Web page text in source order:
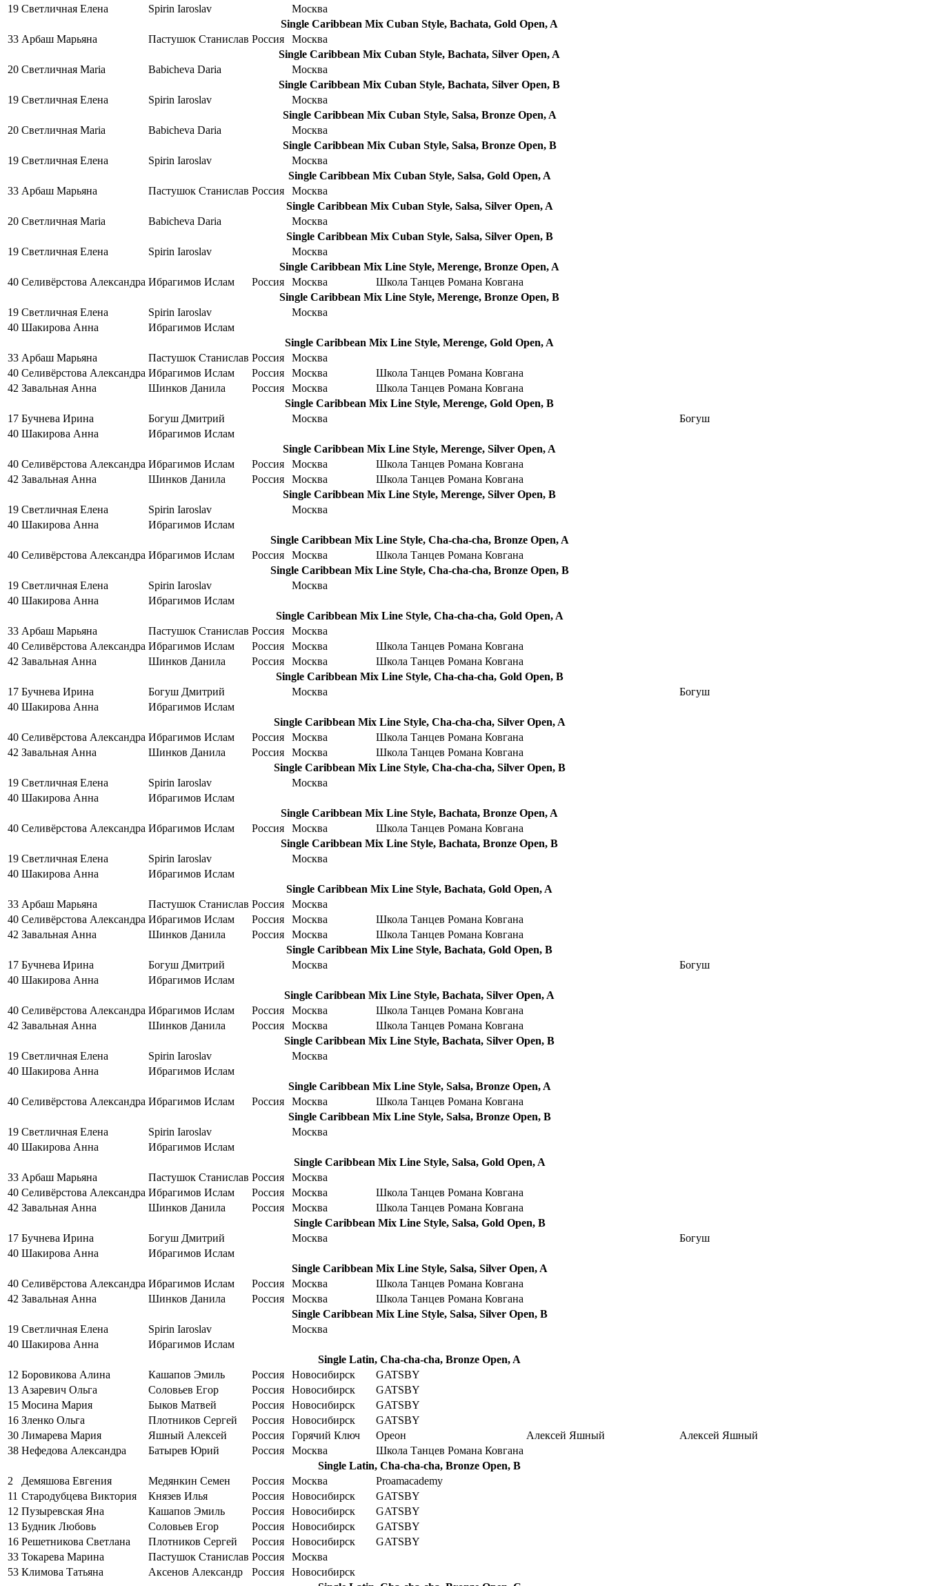
19 Светличная Елена Spirin Iaroslav
Москва
Single Caribbean Mix Cuban Style, Bachata, Gold Open, A
33 Арбаш Марьяна Пастушок Станислав Россия
Москва
Single Caribbean Mix Cuban Style, Bachata, Silver Open, A
20 Светличная Maria Babicheva Daria
Москва
Single Caribbean Mix Cuban Style, Bachata, Silver Open, B
19 Светличная Елена Spirin Iaroslav
Москва
Single Caribbean Mix Cuban Style, Salsa, Bronze Open, A
20 Светличная Maria Babicheva Daria
Москва
Single Caribbean Mix Cuban Style, Salsa, Bronze Open, B
19 Светличная Елена Spirin Iaroslav
Москва
Single Caribbean Mix Cuban Style, Salsa, Gold Open, A
33 Арбаш Марьяна Пастушок Станислав Россия
Москва
Single Caribbean Mix Cuban Style, Salsa, Silver Open, A
20 Светличная Maria Babicheva Daria
Москва
Single Caribbean Mix Cuban Style, Salsa, Silver Open, B
19 Светличная Елена Spirin Iaroslav
Москва
Single Caribbean Mix Line Style, Merenge, Bronze Open, A
40 Селивёрстова Александра Ибрагимов Ислам Россия Москва
Школа Танцев Романа Ковгана
Single Caribbean Mix Line Style, Merenge, Bronze Open, B
19 Светличная Елена Spirin Iaroslav
Москва
40 Шакирова Анна
Ибрагимов Ислам
Single Caribbean Mix Line Style, Merenge, Gold Open, A
33 Арбаш Марьяна Пастушок Станислав Россия
Москва
40 Селивёрстова Александра Ибрагимов Ислам Россия Москва
Школа Танцев Романа Ковгана
42 Завальная Анна Шинков Данила Россия Москва
Школа Танцев Романа Ковгана
Single Caribbean Mix Line Style, Merenge, Gold Open, B
17 Бучнева Ирина Богуш Дмитрий Москва
Богуш
40 Шакирова Анна
Ибрагимов Ислам
Single Caribbean Mix Line Style, Merenge, Silver Open, A
40 Селивёрстова Александра Ибрагимов Ислам Россия Москва
Школа Танцев Романа Ковгана
42 Завальная Анна Шинков Данила Россия Москва
Школа Танцев Романа Ковгана
Single Caribbean Mix Line Style, Merenge, Silver Open, B
19 Светличная Елена Spirin Iaroslav
Москва
40 Шакирова Анна
Ибрагимов Ислам
Single Caribbean Mix Line Style, Cha-cha-cha, Bronze Open, A
40 Селивёрстова Александра Ибрагимов Ислам Россия Москва
Школа Танцев Романа Ковгана
Single Caribbean Mix Line Style, Cha-cha-cha, Bronze Open, B
19 Светличная Елена Spirin Iaroslav
Москва
40 Шакирова Анна
Ибрагимов Ислам
Single Caribbean Mix Line Style, Cha-cha-cha, Gold Open, A
33 Арбаш Марьяна Пастушок Станислав Россия
Москва
40 Селивёрстова Александра Ибрагимов Ислам Россия Москва
Школа Танцев Романа Ковгана
42 Завальная Анна Шинков Данила Россия Москва
Школа Танцев Романа Ковгана
Single Caribbean Mix Line Style, Cha-cha-cha, Gold Open, B
17 Бучнева Ирина Богуш Дмитрий Москва
Богуш
40 Шакирова Анна
Ибрагимов Ислам
Single Caribbean Mix Line Style, Cha-cha-cha, Silver Open, A
40 Селивёрстова Александра Ибрагимов Ислам Россия Москва
Школа Танцев Романа Ковгана
42 Завальная Анна Шинков Данила Россия Москва
Школа Танцев Романа Ковгана
Single Caribbean Mix Line Style, Cha-cha-cha, Silver Open, B
19 Светличная Елена Spirin Iaroslav
Москва
40 Шакирова Анна
Ибрагимов Ислам
Single Caribbean Mix Line Style, Bachata, Bronze Open, A
40 Селивёрстова Александра Ибрагимов Ислам Россия Москва
Школа Танцев Романа Ковгана
Single Caribbean Mix Line Style, Bachata, Bronze Open, B
19 Светличная Елена Spirin Iaroslav
Москва
40 Шакирова Анна
Ибрагимов Ислам
Single Caribbean Mix Line Style, Bachata, Gold Open, A
33 Арбаш Марьяна Пастушок Станислав Россия
Москва
40 Селивёрстова Александра Ибрагимов Ислам Россия Москва
Школа Танцев Романа Ковгана
42 Завальная Анна Шинков Данила Россия Москва
Школа Танцев Романа Ковгана
Single Caribbean Mix Line Style, Bachata, Gold Open, B
17 Бучнева Ирина Богуш Дмитрий Москва
Богуш
40 Шакирова Анна
Ибрагимов Ислам
Single Caribbean Mix Line Style, Bachata, Silver Open, A
40 Селивёрстова Александра Ибрагимов Ислам Россия Москва
Школа Танцев Романа Ковгана
42 Завальная Анна Шинков Данила Россия Москва
Школа Танцев Романа Ковгана
Single Caribbean Mix Line Style, Bachata, Silver Open, B
19 Светличная Елена Spirin Iaroslav
Москва
40 Шакирова Анна
Ибрагимов Ислам
Single Caribbean Mix Line Style, Salsa, Bronze Open, A
40 Селивёрстова Александра Ибрагимов Ислам Россия Москва
Школа Танцев Романа Ковгана
Single Caribbean Mix Line Style, Salsa, Bronze Open, B
19 Светличная Елена Spirin Iaroslav
Москва
40 Шакирова Анна
Ибрагимов Ислам
Single Caribbean Mix Line Style, Salsa, Gold Open, A
33 Арбаш Марьяна Пастушок Станислав Россия
Москва
40 Селивёрстова Александра Ибрагимов Ислам Россия Москва
Школа Танцев Романа Ковгана
42 Завальная Анна Шинков Данила Россия Москва
Школа Танцев Романа Ковгана
Single Caribbean Mix Line Style, Salsa, Gold Open, B
17 Бучнева Ирина Богуш Дмитрий Москва
Богуш
40 Шакирова Анна
Ибрагимов Ислам
Single Caribbean Mix Line Style, Salsa, Silver Open, A
40 Селивёрстова Александра Ибрагимов Ислам Россия Москва
Школа Танцев Романа Ковгана
42 Завальная Анна Шинков Данила Россия Москва
Школа Танцев Романа Ковгана
Single Caribbean Mix Line Style, Salsa, Silver Open, B
19 Светличная Елена Spirin Iaroslav
Москва
40 Шакирова Анна
Ибрагимов Ислам
Single Latin, Cha-cha-cha, Bronze Open, A
12 Боровикова Алина Кашапов Эмиль Россия Новосибирск
GATSBY
13 Азаревич Ольга Соловьев Егор Россия Новосибирск
GATSBY
15 Мосина Мария Быков Матвей Россия Новосибирск
GATSBY
16 Зленко Ольга Плотников Сергей Россия Новосибирск
GATSBY
30 Лимарева Мария Яшный Алексей Россия Горячий Ключ Ореон Алексей Яшный
Алексей Яшный
38 Нефедова Александра Батырев Юрий Россия Москва
Школа Танцев Романа Ковгана
Single Latin, Cha-cha-cha, Bronze Open, B
2
Демяшова Евгения Медянкин Семен Россия Москва
Proamacademy
11 Стародубцева Виктория Князев Илья Россия Новосибирск
GATSBY
12 Пузыревская Яна Кашапов Эмиль Россия Новосибирск
GATSBY
13 Будник Любовь Соловьев Егор Россия Новосибирск
GATSBY
16 Решетникова Светлана Плотников Сергей Россия Новосибирск
GATSBY
33 Токарева Марина Пастушок Станислав Россия
Москва
53 Климова Татьяна Аксенов Александр Россия
Новосибирск